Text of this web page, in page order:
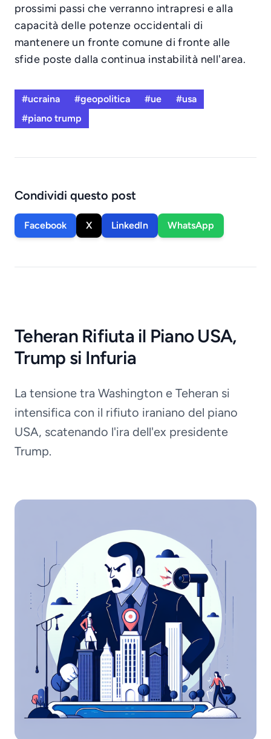
prossimi passi che verranno intrapresi e alla
capacità delle potenze occidentali di
mantenere un fronte comune di fronte alle
sfide poste dalla continua instabilità nell'area.
#ucraina #geopolitica #ue
#usa
#piano trump
Condividi questo post
Facebook X LinkedIn WhatsApp
Teheran Rifiuta il Piano USA,
Trump si Infuria
La tensione tra Washington e Teheran si
intensifica con il rifiuto iraniano del piano
USA, scatenando l'ira dell'ex presidente
Trump.